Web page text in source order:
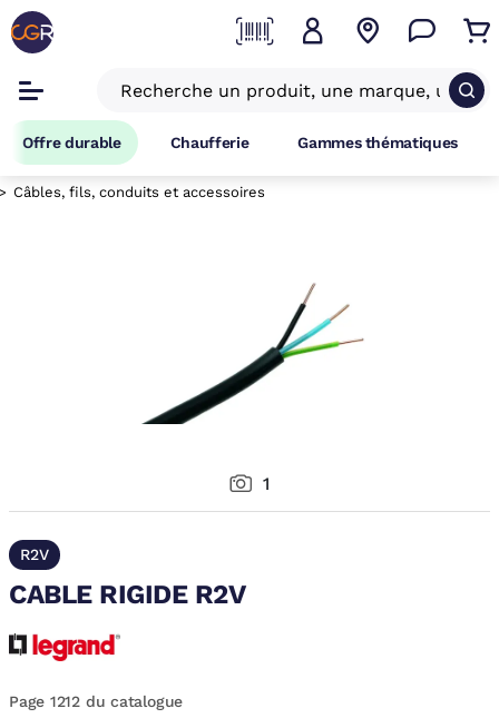
Offre durable Chaufferie Gammes thématiques
Câbles, fils, conduits et accessoires
1
R2V
CABLE RIGIDE R2V
Page 1212 du catalogue